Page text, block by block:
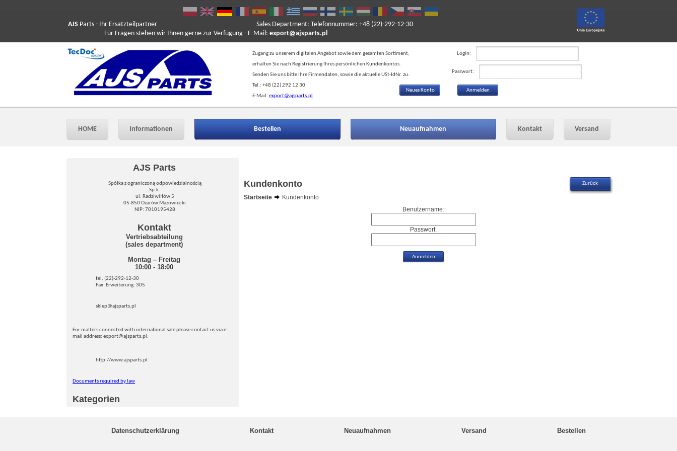
AJS Parts - Ihr Ersatzteilpartner
Für Fragen stehen wir Ihnen gerne zur Verfügung - E-Mail: export@ajsparts.pl
Sales Department: Telefonnummer: +48 (22)-292-12-30
Zugang zu unserem digitalen Angebot sowie dem gesamten Sortiment,
erhalten Sie nach Registrierung Ihres persönlichen Kundenkontos.
Senden Sie uns bitte Ihre Firmendaten, sowie die aktuelle USt-IdNr. zu.
Tel.: +48 (22) 292 12 30
E-Mail: export@ajsparts.pl
Login:
Passwort:
Neues Konto
HOME Informationen Bestellen Neuaufnahmen Kontakt Versand
AJS Parts
Spółka z ograniczoną odpowiedzialnością
Sp.k.
ul. Radziwiłłów 5
05-850 Ożarów Mazowiecki
NIP: 7010195428
Kontakt
Vertriebsabteilung
(sales department)
Montag – Freitag
10:00 - 18:00
tel. (22)-292-12-30
Fax: Erweiterung: 305
sklep@ajsparts.pl
For matters connected with international sale please contact us via e-
mail address: export@ajsparts.pl.
http://www.ajsparts.pl
Documents required by law
Kategorien
Kundenkonto
Startseite
Kundenkonto
Benutzername:
Passwort:
Datenschutzerklärung Kontakt Neuaufnahmen Versand Bestellen